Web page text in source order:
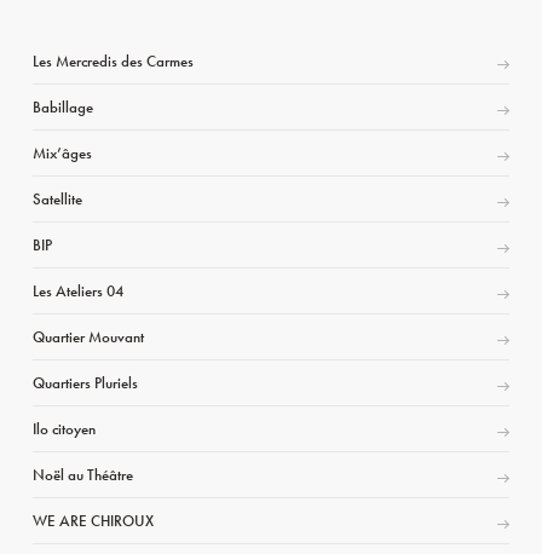
Les Mercredis des Carmes
Babillage
Mix’âges
Satellite
BIP
Les Ateliers 04
Quartier Mouvant
Quartiers Pluriels
Ilo citoyen
Noël au Théâtre
WE ARE CHIROUX